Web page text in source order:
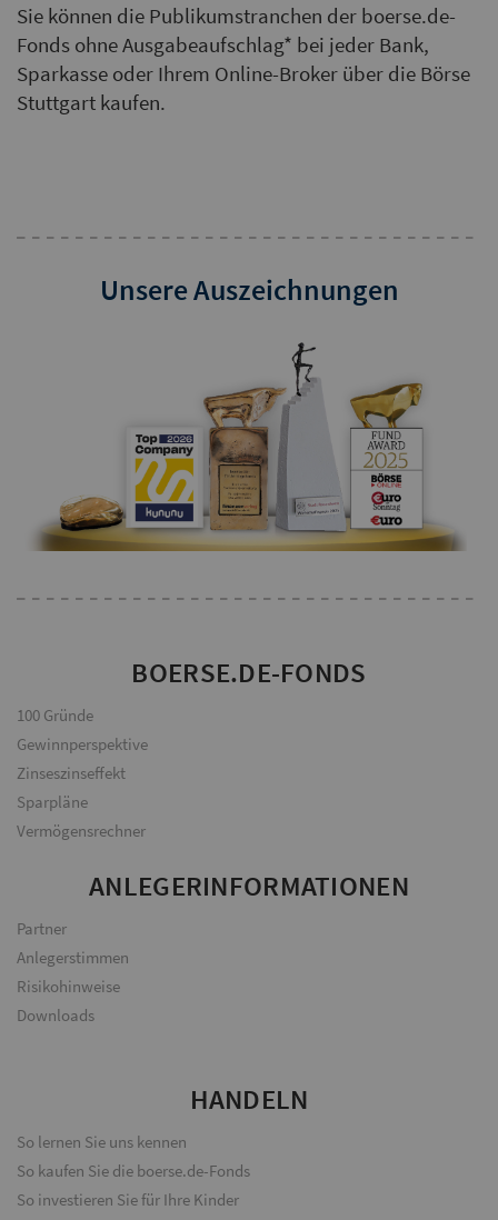
Sie können die Publikumstranchen der boerse.de-
Fonds ohne Ausgabeaufschlag* bei jeder Bank,
Sparkasse oder Ihrem Online-Broker über die Börse
Stuttgart kaufen.
Unsere Auszeichnungen
BOERSE.DE-FONDS
100 Gründe
Gewinnperspektive
Zinseszinseffekt
Sparpläne
Vermögensrechner
ANLEGERINFORMATIONEN
Partner
Anlegerstimmen
Risikohinweise
Downloads
HANDELN
So lernen Sie uns kennen
So kaufen Sie die boerse.de-Fonds
So investieren Sie für Ihre Kinder